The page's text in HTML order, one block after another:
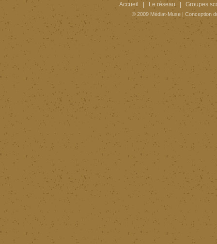
Accueil Le réseau Groupes
© 2009 Médiat-Muse | Conception